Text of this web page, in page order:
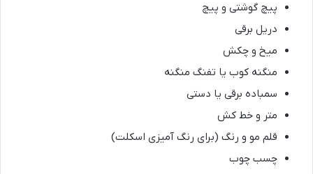
پیچ گوشتی و پیچ
دریل برقی
میخ و چکش
منگنه کوب یا تفنگ منگنه
سمباده برقی یا دستی
متر و خط کش
قلم مو و رنگ (برای رنگ آمیزی اسکلت)
چسب چوب